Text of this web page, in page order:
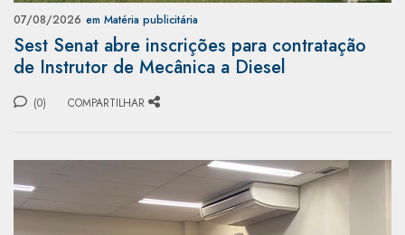
07/08/2026 em Matéria publicitária
Sest Senat abre inscrições para contratação
de Instrutor de Mecânica a Diesel
(0) COMPARTILHAR